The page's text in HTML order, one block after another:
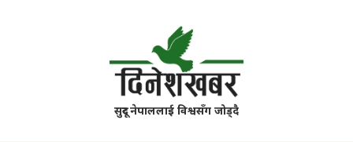
सुदूर नेपाललाई विश्वसँग जोड्दै